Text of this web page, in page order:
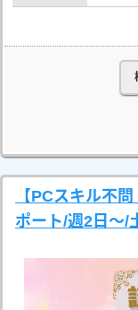
【PCスキル不
ポート/週2日～/